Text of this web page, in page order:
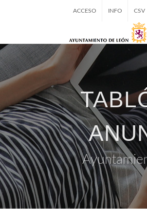
ACCESO INFO CSV